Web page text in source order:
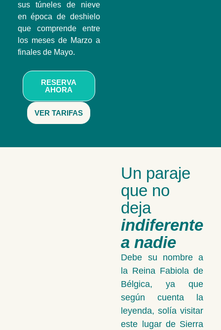
sus túneles de nieve
en época de deshielo
que comprende entre
los meses de Marzo a
finales de Mayo.
RESERVA
AHORA
VER TARIFAS
Un paraje
que no
deja
indiferente
a nadie
Debe su nombre a
la Reina Fabiola de
Bélgica, ya que
según cuenta la
leyenda, solía visitar
este lugar de Sierra